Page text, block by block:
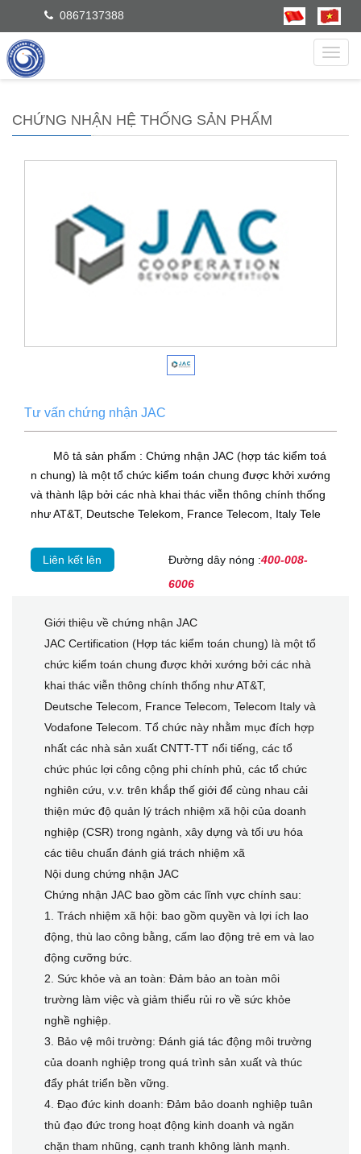
0867137388
dẫn
CHỨNG NHẬN HỆ THỐNG SẢN PHẨM
Tư vấn chứng nhận JAC
Mô tả sản phẩm : Chứng nhận JAC (hợp tác kiểm toá
n chung) là một tổ chức kiểm toán chung được khởi xướng
và thành lập bởi các nhà khai thác viễn thông chính thống
như AT&T, Deutsche Telekom, France Telecom, Italy Tele
Liên kết lên Đường dây nóng :400-008-
6006
Giới thiệu về chứng nhận JAC
JAC Certification (Hợp tác kiểm toán chung) là một tổ
chức kiểm toán chung được khởi xướng bởi các nhà
khai thác viễn thông chính thống như AT&T,
Deutsche Telecom, France Telecom, Telecom Italy và
Vodafone Telecom. Tổ chức này nhằm mục đích hợp
nhất các nhà sản xuất CNTT-TT nổi tiếng, các tổ
chức phúc lợi công cộng phi chính phủ, các tổ chức
nghiên cứu, v.v. trên khắp thế giới để cùng nhau cải
thiện mức độ quản lý trách nhiệm xã hội của doanh
nghiệp (CSR) trong ngành, xây dựng và tối ưu hóa
các tiêu chuẩn đánh giá trách nhiệm xã
Nội dung chứng nhận JAC
Chứng nhận JAC bao gồm các lĩnh vực chính sau:
1. Trách nhiệm xã hội: bao gồm quyền và lợi ích lao
động, thù lao công bằng, cấm lao động trẻ em và lao
động cưỡng bức.
2. Sức khỏe và an toàn: Đảm bảo an toàn môi
trường làm việc và giảm thiểu rủi ro về sức khỏe
nghề nghiệp.
3. Bảo vệ môi trường: Đánh giá tác động môi trường
của doanh nghiệp trong quá trình sản xuất và thúc
đẩy phát triển bền vững.
4. Đạo đức kinh doanh: Đảm bảo doanh nghiệp tuân
thủ đạo đức trong hoạt động kinh doanh và ngăn
chặn tham nhũng, cạnh tranh không lành mạnh.